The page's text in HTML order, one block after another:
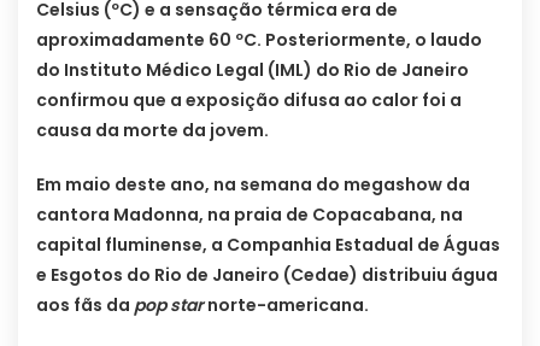
Celsius (ºC) e a sensação térmica era de
aproximadamente 60 ºC. Posteriormente, o laudo
do Instituto Médico Legal (IML) do Rio de Janeiro
confirmou que a exposição difusa ao calor foi a
causa da morte da jovem.
Em maio deste ano, na semana do megashow da
cantora Madonna, na praia de Copacabana, na
capital fluminense, a Companhia Estadual de Águas
e Esgotos do Rio de Janeiro (Cedae) distribuiu água
aos fãs da pop starnorte-americana.